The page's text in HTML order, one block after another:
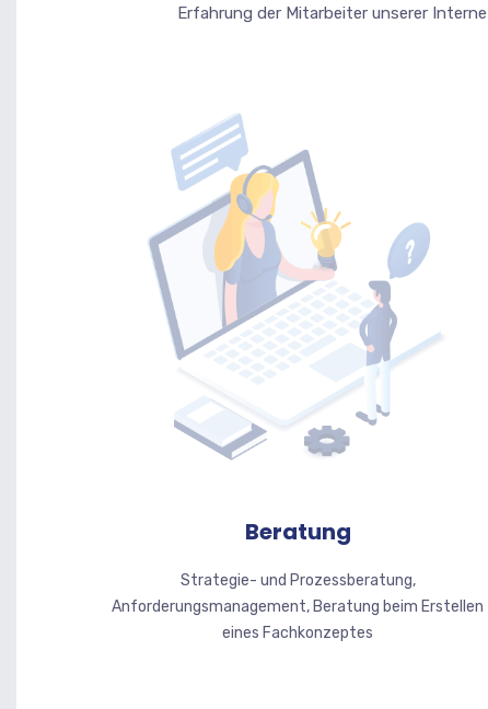
Erfahrung der Mitarbeiter unserer
Beratung
Strategie- und Prozessberatung,
Anforderungsmanagement, Beratung beim Erstellen
eines Fachkonzeptes